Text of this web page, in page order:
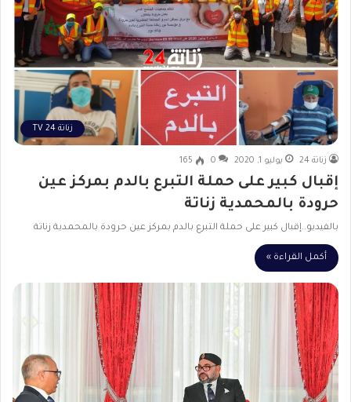
زناتة 24 TV
زناتة 24 يوليو 1, 2020 0
165
إقبال كبير على حملة التبرع بالدم بمركز عين
حرودة بالمحمدية زناتة
بالفيديو..إقبال كبير على حملة التبرع بالدم بمركز عين حرودة بالمحمدية زناتة
أكمل القراءة »